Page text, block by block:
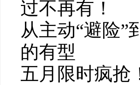
过不再有！
从主动“避险”
的有型
五月限时疯抢